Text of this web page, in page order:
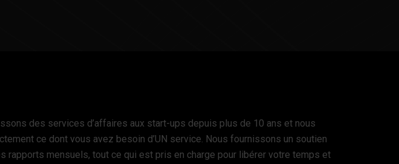
des services d’affaires aux start-ups depuis plus de 10 ans et nous
ce dont vous avez besoin d’UN service. Nous fournissons un soutien
rapports mensuels, tout ce qui est pris en charge pour libérer votre temps et